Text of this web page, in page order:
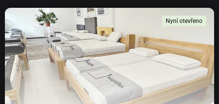
Nyní otevřeno